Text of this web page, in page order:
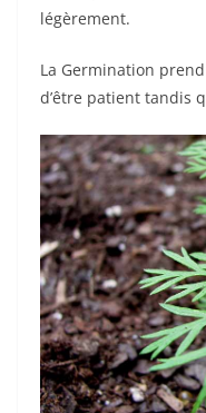
légèrement.
La Germination
d’être patient tandis